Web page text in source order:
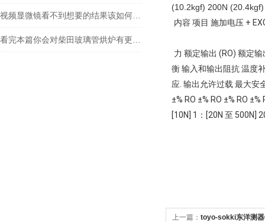
(10.2kgf) 200N
内容 项目 施加电压 +
力 额定输出 (RO) 额定
衡 输入和输出阻抗 温度
应. 输出允许过载 最大安
±% RO ±% RO ±% RO
[10N] 1：[20N 至 500N]
上一篇： toyo-sokki东洋测